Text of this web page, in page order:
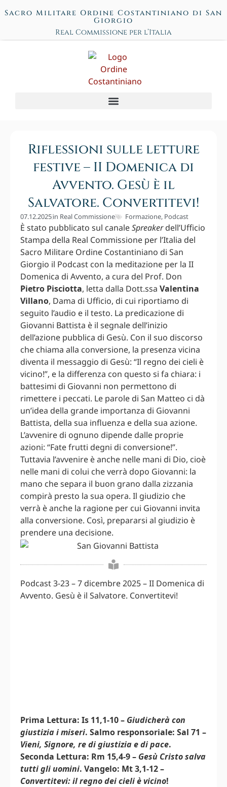
Sacro Militare Ordine Costantiniano di San
Giorgio
Real Commissione per l’Italia
Riflessioni sulle letture
festive – II Domenica di
Avvento. Gesù è il
Salvatore. Convertitevi!
07.12.2025in Real Commissione Formazione, Podcast
È stato pubblicato sul canaleSpreakerdell’Ufficio
Stampa della Real Commissione per l’Italia del
Sacro Militare Ordine Costantiniano di San
Giorgio il Podcast con la meditazione per la II
Domenica di Avvento, a cura del Prof. Don
Pietro Pisciotta, letta dalla Dott.ssa Valentina
Villano, Dama di Ufficio, di cui riportiamo di
seguito l’audio e il testo. La predicazione di
Giovanni Battista è il segnale dell’inizio
dell’azione pubblica di Gesù. Con il suo discorso
che chiama alla conversione, la presenza vicina
diventa il messaggio di Gesù: “Il regno dei cieli è
vicino!”, e la differenza con questo si fa chiara: i
battesimi di Giovanni non permettono di
rimettere i peccati. Le parole di San Matteo ci dà
un’idea della grande importanza di Giovanni
Battista, della sua influenza e della sua azione.
L’avvenire di ognuno dipende dalle proprie
azioni: “Fate frutti degni di conversione!”.
Tuttavia l’avvenire è anche nelle mani di Dio, cioè
nelle mani di colui che verrà dopo Giovanni: la
mano che separa il buon grano dalla zizzania
compirà presto la sua opera. Il giudizio che
verrà è anche la ragione per cui Giovanni invita
alla conversione. Così, prepararsi al giudizio è
prendere una decisione.
Podcast 3-23 – 7 dicembre 2025 – II Domenica di
Avvento. Gesù è il Salvatore. Convertitevi!
Prima Lettura: Is 11,1-10 – Giudicherà con
giustizia i miseri. Salmo responsoriale: Sal 71 –
Vieni, Signore, re di giustizia e di pace.
Seconda Lettura: Rm 15,4-9 – Gesù Cristo salva
tutti gli uomini. Vangelo: Mt 3,1-12 –
Convertitevi: il regno dei cieli è vicino!